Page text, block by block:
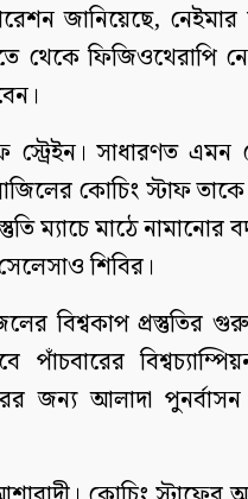
জানিয়েছে, নেইমার
থেকে ফিজিওথেরাপি
স্ট্রেইন। সাধারণত
কোচিং স্টাফ
ম্যাচে মাঠে
শিবির।
বিশ্বকাপ প্রস্তুতির
জন্য আলাদা